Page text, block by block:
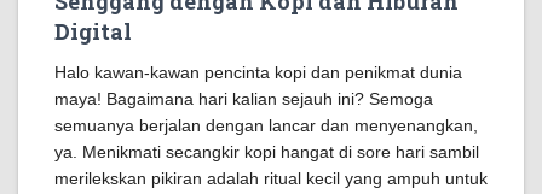
Digital
Halo kawan-kawan pencinta kopi dan penikmat dunia
maya! Bagaimana hari kalian sejauh ini? Semoga
semuanya berjalan dengan lancar dan menyenangkan,
ya. Menikmati secangkir kopi hangat di sore hari sambil
merilekskan pikiran adalah ritual kecil yang ampuh untuk